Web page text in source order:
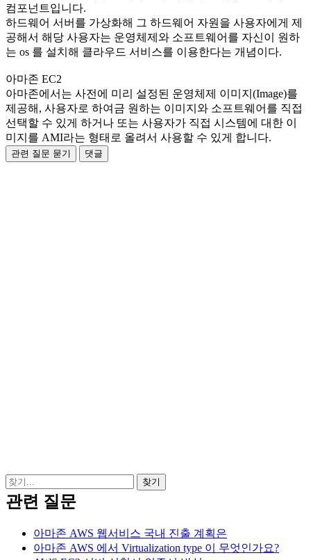
컴포넌트입니다.
하드웨어 서버를 가상화해 그 하드웨어 자원을 사용자에게 제
공해서 해당 사용자는 운영체제와 소프트웨어를 자신이 원하
는 os 를 설치해 클라우드 서비스를 이용한다는 개념이다.
아마존 EC2
아마존에서는 사전에 미리 설정된 운영체제 이미지(Image)를
제공해, 사용자로 하여금 원하는 이미지와 소프트웨어를 직접
선택할 수 있게 하거나 또는 사용자가 직접 시스템에 대한 이
미지를 AMI라는 형태로 올려서 사용할 수 있게 합니다.
관련 질문
아마존 AWS 웹서비스 국내 진출 계획은
아마존 AWS 에서 Virtualization type 이 무엇인가요?